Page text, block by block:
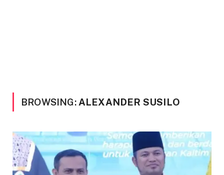
BROWSING: ALEXANDER SUSILO